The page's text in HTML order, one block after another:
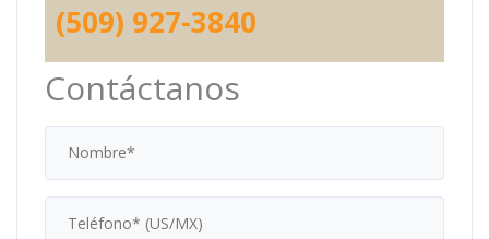
(509) 927-3840
Contáctanos